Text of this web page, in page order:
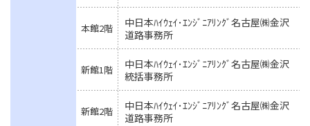
本館2階
中日本ﾊｲｳｪｲ･ｴﾝｼﾞﾆｱﾘﾝｸﾞ名古屋㈱金沢
道路事務所
新館1階
中日本ﾊｲｳｪｲ･ｴﾝｼﾞﾆｱﾘﾝｸﾞ名古屋㈱金沢
統括事務所
新館2階
中日本ﾊｲｳｪｲ･ｴﾝｼﾞﾆｱﾘﾝｸﾞ名古屋㈱金沢
道路事務所